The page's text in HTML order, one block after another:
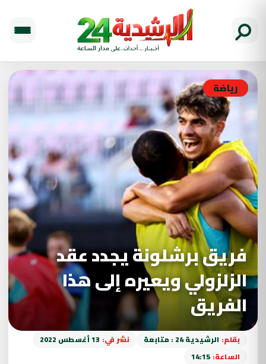
رياضة
فريق برشلونة يجدد عقد
الزلزولي ويعيره إلى هذا
الفريق
بقلم: الرشيدية 24 : متابعة نشر في: 13 أغسطس 2022
الساعة: 14:15